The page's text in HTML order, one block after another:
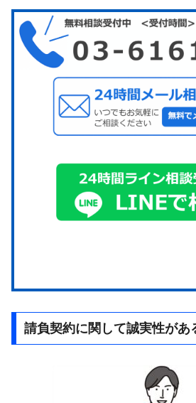
請負契約に関して誠実性があ